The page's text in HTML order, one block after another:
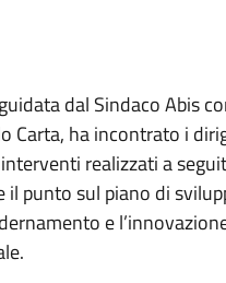
dal Sindaco Abis
Carta, ha incontrato i
realizzati a
il punto sul piano di
e